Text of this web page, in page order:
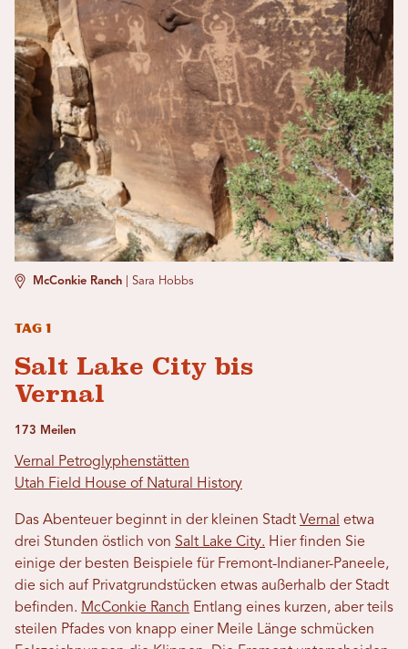
McConkie Ranch Sara Hobbs
Tag 1
Salt Lake City bis
Vernal
173 Meilen
Vernal Petroglyphenstätten
Utah Field House of Natural History
Das Abenteuer beginnt in der kleinen Stadt Vernal etwa
drei Stunden östlich von Salt Lake City. Hier finden Sie
einige der besten Beispiele für Fremont-Indianer-Paneele,
die sich auf Privatgrundstücken etwas außerhalb der Stadt
befinden. McConkie Ranch Entlang eines kurzen, aber teils
steilen Pfades von knapp einer Meile Länge schmücken